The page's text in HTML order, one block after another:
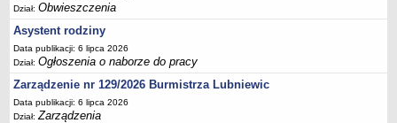
Środowiskowy Dom Samopomocy
MAJĄTEK I FINANSE
Budżet Gminy
Majątek Gminy
Sprawozdania z wykonania budżetu - kwartalne
Dział:Obwieszczenia
Asystent rodziny
Data publikacji: 6 lipca 2026
Dział:Ogłoszenia o naborze do pracy
Zarządzenie nr 129/2026 Burmistrza Lubniewic
Data publikacji: 6 lipca 2026
Dział:Zarządzenia